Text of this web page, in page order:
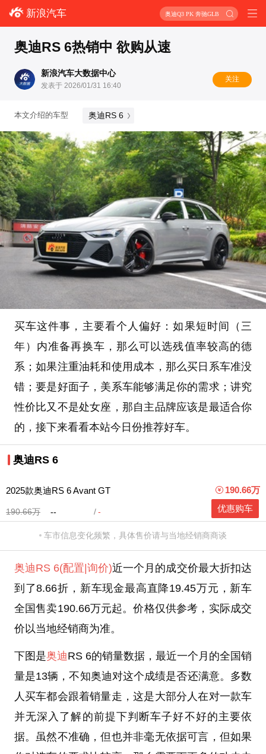
新浪汽车 奥迪Q3 PK 奔驰GLB
奥迪RS 6热销中 欲购从速
新浪汽车大数据中心
发表于 2026/01/31 16:40
关注
本文介绍的车型 奥迪RS 6
买车这件事，主要看个人偏好：如果短时间（三
年）内准备再换车，那么可以选残值率较高的德
系；如果注重油耗和使用成本，那么买日系车准没
错；要是好面子，美系车能够满足你的需求；讲究
性价比又不是处女座，那自主品牌应该是最适合你
的，接下来看看本站今日份推荐好车。
奥迪RS 6
2025款奥迪RS 6 Avant GT
190.66万 -- -
190.66万
优惠购车
车市信息变化频繁，具体售价请与当地经销商商谈
奥迪RS 6(配置|询价)近一个月的成交价最大折扣达
到了8.66折，新车现金最高直降19.45万元，新车
全国售卖190.66万元起。价格仅供参考，实际成交
价以当地经销商为准。
下图是奥迪RS 6的销量数据，最近一个月的全国销
量是13辆，不知奥迪对这个成绩是否还满意。多数
人买车都会跟着销量走，这是大部分人在对一款车
并无深入了解的前提下判断车子好不好的主要依
据。虽然不准确，但也并非毫无依据可言，但如果